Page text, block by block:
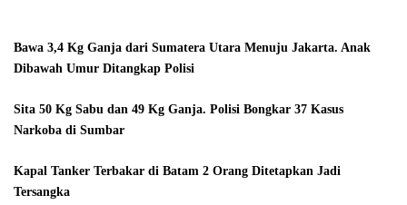
Bawa 3,4 Kg Ganja dari Sumatera Utara Menuju Jakarta. Anak
Dibawah Umur Ditangkap Polisi
Sita 50 Kg Sabu dan 49 Kg Ganja. Polisi Bongkar 37 Kasus
Narkoba di Sumbar
Kapal Tanker Terbakar di Batam 2 Orang Ditetapkan Jadi
Tersangka